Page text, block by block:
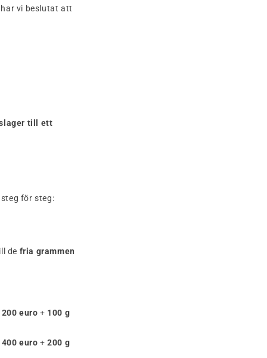
vi beslutat att
till ett
för steg:
de fria grammen
euro + 100 g
euro +200 g